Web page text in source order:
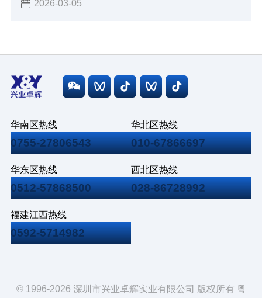
2026-03-05
华南区热线
0755-27806543
华北区热线
010-67866697
华东区热线
0512-57868500
西北区热线
028-86728992
福建江西热线
0592-5714982
© 1996-2026 深圳市兴业卓辉实业有限公司 版权所有 粤